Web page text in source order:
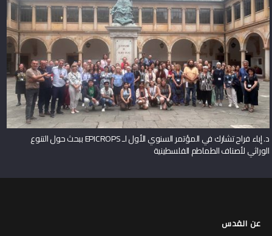
د. إباء فراح تشارك في المؤتمر السنوي الأول لـ EPICROPS ببحث حول التنوع
الوراثي لأصناف الطماطم الفلسطينية
عن القدس